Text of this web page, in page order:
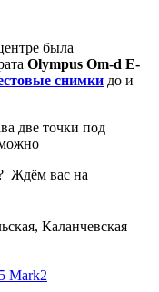
была
Olympus Om-d E-
снимки до и
две точки под
Ждём вас на
Каланчевская